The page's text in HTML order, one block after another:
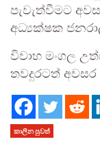
පැවැත්වීමට
අධ්‍යක්ෂක
විවාහ මංගල
තවදුරටත්
කාලීන පුවත්